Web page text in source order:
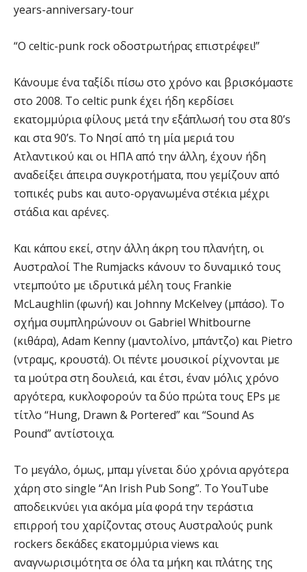
years-anniversary-tour
“O celtic-punk rock οδοστρωτήρας επιστρέφει!”
Κάνουμε ένα ταξίδι πίσω στο χρόνο και βρισκόμαστε
στο 2008. Το celtic punk έχει ήδη κερδίσει
εκατομμύρια φίλους μετά την εξάπλωσή του στα 80’s
και στα 90’s. Το Νησί από τη μία μεριά του
Ατλαντικού και οι ΗΠΑ από την άλλη, έχουν ήδη
αναδείξει άπειρα συγκροτήματα, που γεμίζουν από
τοπικές pubs και αυτο-οργανωμένα στέκια μέχρι
στάδια και αρένες.
Και κάπου εκεί, στην άλλη άκρη του πλανήτη, οι
Αυστραλοί The Rumjacks κάνουν το δυναμικό τους
ντεμπούτο με ιδρυτικά μέλη τους Frankie
McLaughlin (φωνή) και Johnny McKelvey (μπάσο). Το
σχήμα συμπληρώνουν οι Gabriel Whitbourne
(κιθάρα), Adam Kenny (μαντολίνο, μπάντζο) και Pietro
(ντραμς, κρουστά). Οι πέντε μουσικοί ρίχνονται με
τα μούτρα στη δουλειά, και έτσι, έναν μόλις χρόνο
αργότερα, κυκλοφορούν τα δύο πρώτα τους EPs με
τίτλο “Hung, Drawn & Portered” και “Sound As
Pound” αντίστοιχα.
Το μεγάλο, όμως, μπαμ γίνεται δύο χρόνια αργότερα
χάρη στο single “An Irish Pub Song”. Το YouTube
αποδεικνύει για ακόμα μία φορά την τεράστια
επιρροή του χαρίζοντας στους Αυστραλούς punk
rockers δεκάδες εκατομμύρια views και
αναγνωρισιμότητα σε όλα τα μήκη και πλάτης της